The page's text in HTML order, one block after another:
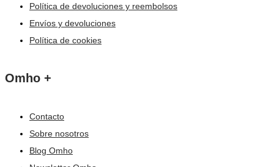
Política de devoluciones y reembolsos
Envíos y devoluciones
Política de cookies
Omho +
Contacto
Sobre nosotros
Blog Omho